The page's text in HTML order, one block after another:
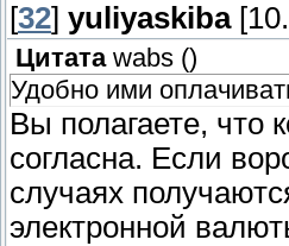
[32] yuliyaskiba
Цитата wabs ()
Удобно ими
Вы полагаете, что
согласна. Если
случаях
электронной